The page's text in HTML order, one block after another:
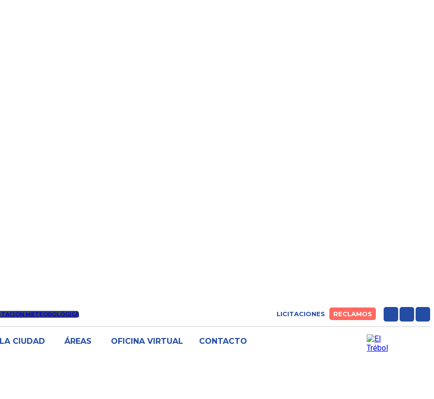
METEOROLÓGICA LICITACIONES RECLAMOS
LA CIUDAD ÁREAS OFICINA VIRTUAL CONTACTO